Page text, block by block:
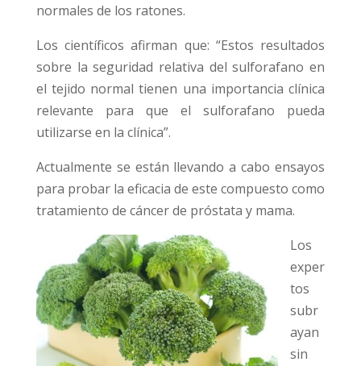
normales de los ratones.
Los científicos afirman que: “Estos resultados
sobre la seguridad relativa del sulforafano en
el tejido normal tienen una importancia clínica
relevante para que el sulforafano pueda
utilizarse en la clínica”.
Actualmente se están llevando a cabo ensayos
para probar la eficacia de este compuesto como
tratamiento de cáncer de próstata y mama.
Los
exper
tos
subr
ayan
sin